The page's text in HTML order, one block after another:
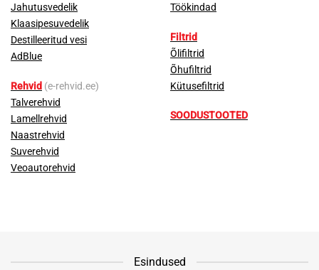
Jahutusvedelik
Klaasipesuvedelik
Destilleeritud vesi
AdBlue
Rehvid (e-rehvid.ee)
Talverehvid
Lamellrehvid
Naastrehvid
Suverehvid
Veoautorehvid
Töökindad
Filtrid
Õlifiltrid
Õhufiltrid
Kütusefiltrid
SOODUSTOOTED
Esindused